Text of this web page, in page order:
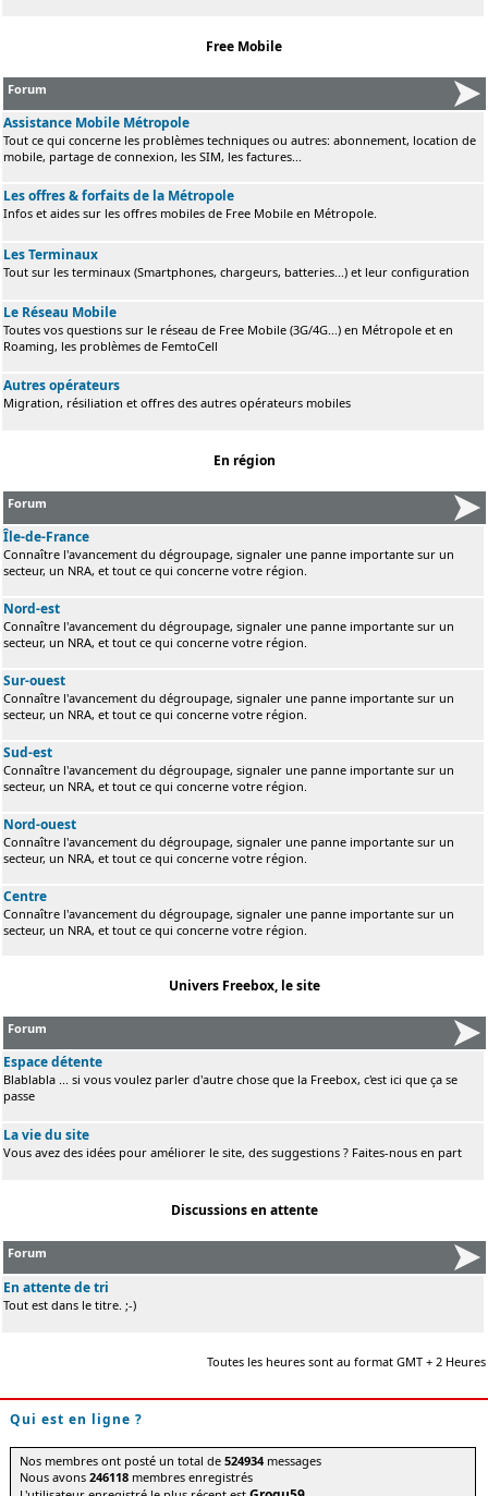
Free Mobile
Forum
Assistance Mobile Métropole
Tout ce qui concerne les problèmes techniques ou autres: abonnement, location de
mobile, partage de connexion, les SIM, les factures...
Les offres & forfaits de la Métropole
Infos et aides sur les offres mobiles de Free Mobile en Métropole.
Les Terminaux
Tout sur les terminaux (Smartphones, chargeurs, batteries...) et leur configuration
Le Réseau Mobile
Toutes vos questions sur le réseau de Free Mobile (3G/4G...) en Métropole et en
Roaming, les problèmes de FemtoCell
Autres opérateurs
Migration, résiliation et offres des autres opérateurs mobiles
En région
Forum
Île-de-France
Connaître l'avancement du dégroupage, signaler une panne importante sur un
secteur, un NRA, et tout ce qui concerne votre région.
Nord-est
Connaître l'avancement du dégroupage, signaler une panne importante sur un
secteur, un NRA, et tout ce qui concerne votre région.
Sur-ouest
Connaître l'avancement du dégroupage, signaler une panne importante sur un
secteur, un NRA, et tout ce qui concerne votre région.
Sud-est
Connaître l'avancement du dégroupage, signaler une panne importante sur un
secteur, un NRA, et tout ce qui concerne votre région.
Nord-ouest
Connaître l'avancement du dégroupage, signaler une panne importante sur un
secteur, un NRA, et tout ce qui concerne votre région.
Centre
Connaître l'avancement du dégroupage, signaler une panne importante sur un
secteur, un NRA, et tout ce qui concerne votre région.
Univers Freebox, le site
Forum
Espace détente
Blablabla ... si vous voulez parler d'autre chose que la Freebox, c'est ici que ça se
passe
La vie du site
Vous avez des idées pour améliorer le site, des suggestions ? Faites-nous en part
Discussions en attente
Forum
En attente de tri
Tout est dans le titre. ;-)
Toutes les heures sont au format GMT + 2 Heures
Qui est en ligne ?
Nos membres ont posté un total de524934messages
Nous avons246118 membres enregistrés